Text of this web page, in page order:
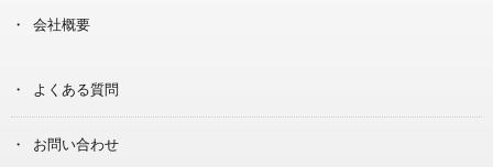
会社概要
よくある質問
お問い合わせ